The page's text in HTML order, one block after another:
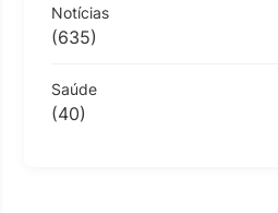
Notícias
(635)
Saúde
(40)